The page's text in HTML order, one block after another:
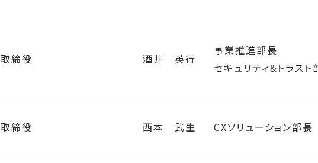
取締役 酒井 英行
事業推進部長 セキュリ
事業推進部長
セキュリティ&トラスト
取締役 西本 武生 CXソリューション部長